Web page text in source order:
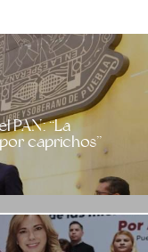
PAN: “La
caprichos”